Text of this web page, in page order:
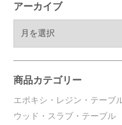
アーカイブ
ブ
商品カテゴリー
エポキシ・レジン・テーブ
ウッド・スラブ・テーブル